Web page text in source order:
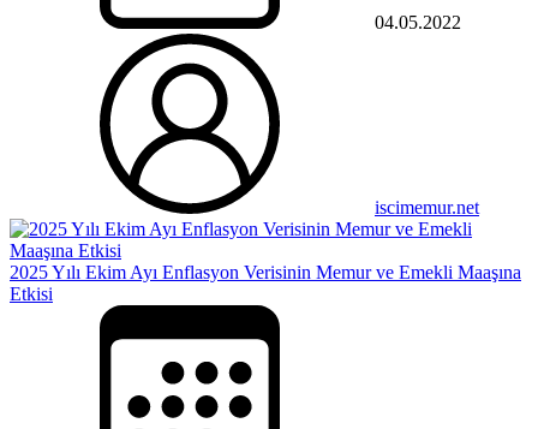
04.05.2022
iscimemur.net
2025 Yılı Ekim Ayı Enflasyon Verisinin Memur ve Emekli Maaşına
Etkisi